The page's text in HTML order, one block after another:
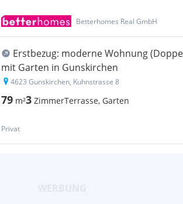
Betterhomes Real GmbH
Erstbezug: moderne Wohnung
mit Garten in Gunskirchen
4623 Gunskirchen, Kuhnstrasse 8
79 m²3 ZimmerTerrasse, Garten
Privat